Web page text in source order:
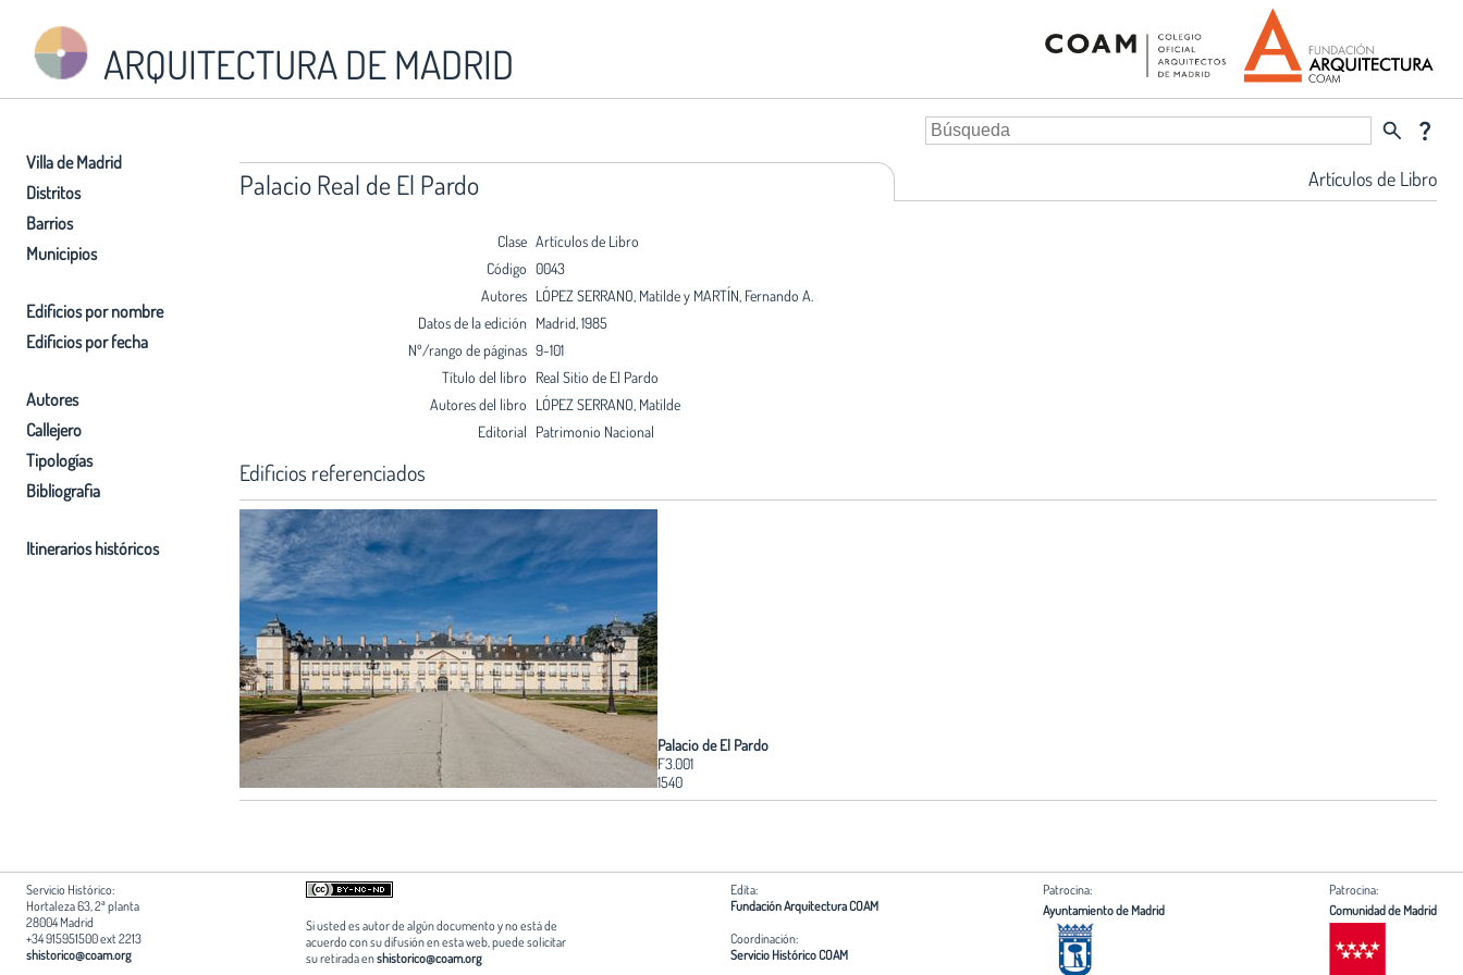
ARQUITECTURA DE MADRID
Villa de Madrid
Distritos
Barrios
Municipios
Edificios por nombre
Edificios por fecha
Autores
Callejero
Tipologías
Bibliografia
Itinerarios históricos
search question_mark
Palacio Real de El Pardo Artículos de Libro
Clase Artículos de Libro
Código 0043
Autores LÓPEZ SERRANO, Matilde y MARTÍN, Fernando A.
Datos de la edición Madrid, 1985
Nº/rango de páginas 9-101
Título del libro Real Sitio de El Pardo
Autores del libro LÓPEZ SERRANO, Matilde
Editorial Patrimonio Nacional
Edificios referenciados
Palacio de El Pardo
F3.001
1540
Servicio Histórico:
Hortaleza 63, 2ª planta
28004 Madrid
+34 915951500 ext 2213
shistorico@coam.org
Si usted es autor de algún documento y no está de
acuerdo con su difusión en esta web, puede solicitar
su retirada enshistorico@coam.org
Edita:
Fundación Arquitectura COAM
Coordinación:
Servicio Histórico COAM
Patrocina:
Ayuntamiento de Madrid
Patrocina:
Comunidad de Madrid